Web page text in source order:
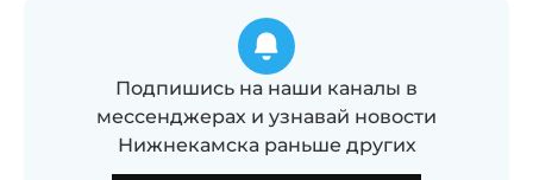
Подпишись на наши каналы в
мессенджерах и узнавай новости
Нижнекамска раньше других